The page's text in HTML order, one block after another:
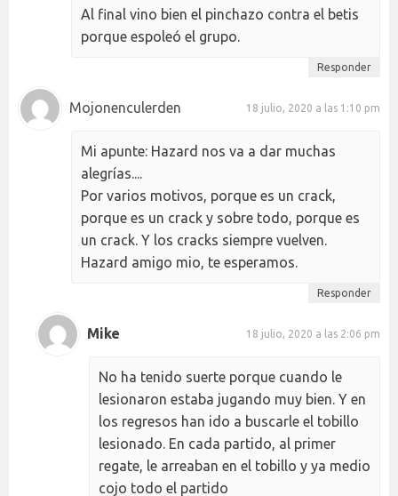
Al final vino bien el pinchazo contra el betis
porque espoleó el grupo.
Responder
Mojonenculerden 18 julio, 2020 a las 1:10 pm
Mi apunte: Hazard nos va a dar muchas
alegrías....
Por varios motivos, porque es un crack,
porque es un crack y sobre todo, porque es
un crack. Y los cracks siempre vuelven.
Hazard amigo mio, te esperamos.
Responder
Mike 18 julio, 2020 a las 2:06 pm
No ha tenido suerte porque cuando le
lesionaron estaba jugando muy bien. Y en
los regresos han ido a buscarle el tobillo
lesionado. En cada partido, al primer
regate, le arreaban en el tobillo y ya medio
cojo todo el partido